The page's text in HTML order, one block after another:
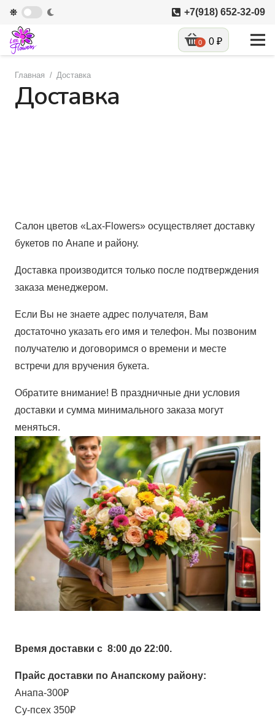
+7(918) 652-32-09
0 0 ₽
Главная / Доставка
Доставка
Салон цветов «Lax-Flowers» осуществляет доставку
букетов по Анапе и району.
Доставка производится только после подтверждения
заказа менеджером.
Если Вы не знаете адрес получателя, Вам
достаточно указать его имя и телефон. Мы позвоним
получателю и договоримся о времени и месте
встречи для вручения букета.
Обратите внимание! В праздничные дни условия
доставки и сумма минимального заказа могут
меняться.
Время доставки с 8:00 до 22:00.
Прайс доставки по Анапскому району:
Анапа-300₽
Су-псех 350₽